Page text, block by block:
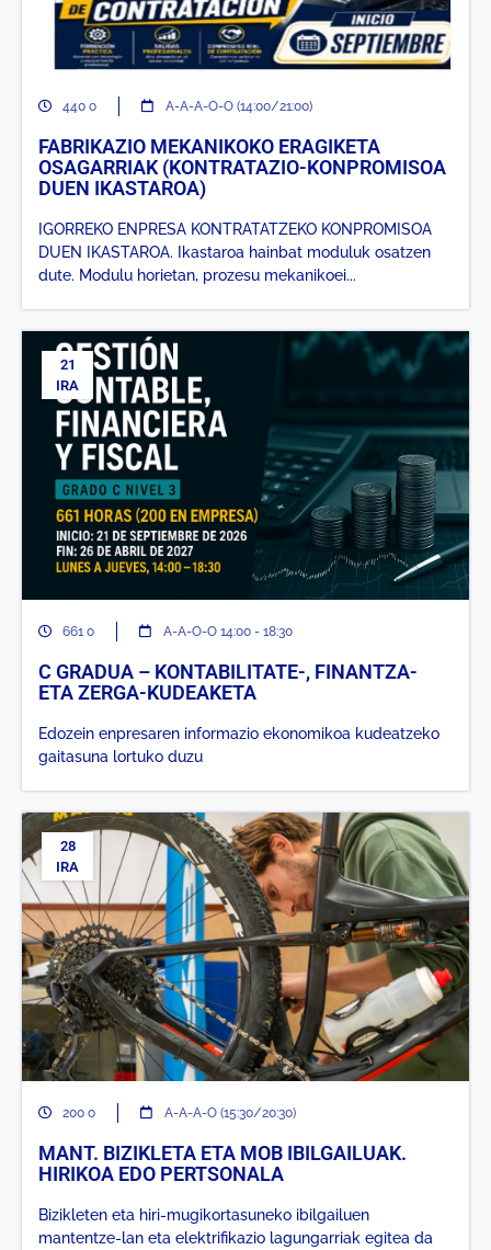
440 o A-A-A-O-O (14:00/21:00)
FABRIKAZIO MEKANIKOKO ERAGIKETA
OSAGARRIAK (KONTRATAZIO-KONPROMISOA
DUEN IKASTAROA)
IGORREKO ENPRESA KONTRATATZEKO KONPROMISOA
DUEN IKASTAROA. Ikastaroa hainbat moduluk osatzen
dute. Modulu horietan, prozesu mekanikoei...
21
IRA
661 o A-A-O-O 14:00 - 18:30
C GRADUA – KONTABILITATE-, FINANTZA-
ETA ZERGA-KUDEAKETA
Edozein enpresaren informazio ekonomikoa kudeatzeko
gaitasuna lortuko duzu
28
IRA
200 o A-A-A-O (15:30/20:30)
MANT. BIZIKLETA ETA MOB IBILGAILUAK.
HIRIKOA EDO PERTSONALA
Bizikleten eta hiri-mugikortasuneko ibilgailuen
mantentze-lan eta elektrifikazio lagungarriak egitea da